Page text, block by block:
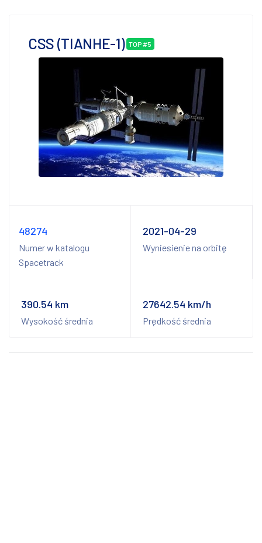
CSS (TIANHE-1) TOP #5
48274
Numer w katalogu
Spacetrack
2021-04-29
Wyniesienie na orbitę
390.54 km
Wysokość średnia
27642.54 km/h
Prędkość średnia